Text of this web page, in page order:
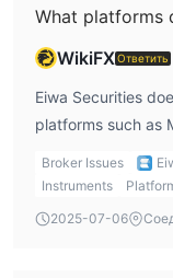
плюсы и минусы
What platforms
WikiFXОтветить
Eiwa Securities
platforms such as
proprietary
to basic trading
Broker Issues
Instruments
2025-07-06